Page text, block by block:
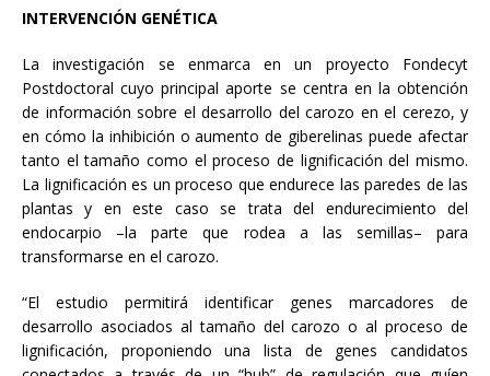
INTERVENCIÓN GENÉTICA
La investigación se enmarca en un proyecto Fondecyt
Postdoctoral cuyo principal aporte se centra en la obtención
de información sobre el desarrollo del carozo en el cerezo, y
en cómo la inhibición o aumento de giberelinas puede afectar
tanto el tamaño como el proceso de lignificación del mismo.
La lignificación es un proceso que endurece las paredes de las
plantas y en este caso se trata del endurecimiento del
endocarpio –la parte que rodea a las semillas– para
transformarse en el carozo.
“El estudio permitirá identificar genes marcadores de
desarrollo asociados al tamaño del carozo o al proceso de
lignificación, proponiendo una lista de genes candidatos